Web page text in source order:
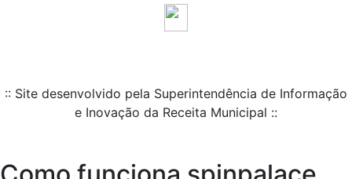
:: Site desenvolvido pela Superintendência de Informação
e Inovação da Receita Municipal ::